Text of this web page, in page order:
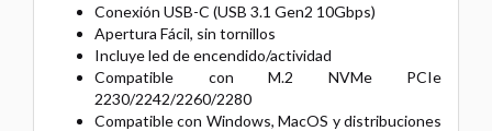
Conexión USB-C (USB 3.1 Gen2 10Gbps)
Apertura Fácil, sin tornillos
Incluye led de encendido/actividad
Compatible con M.2 NVMe PCIe
2230/2242/2260/2280
Compatible con Windows, MacOS y distribuciones